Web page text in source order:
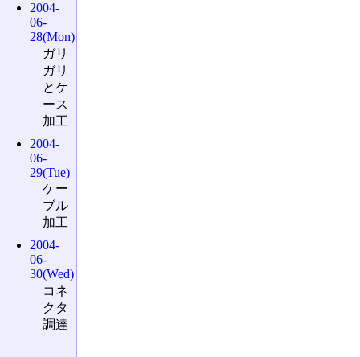
2004-
06-
28(Mon)
ガリ
ガリ
とケ
ース
加工
2004-
06-
29(Tue)
ケー
ブル
加工
2004-
06-
30(Wed)
コネ
クタ
調達